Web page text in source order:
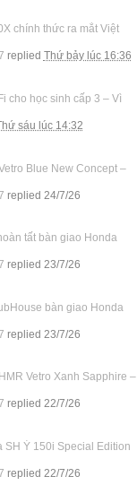
chính thức ra mắt Việt
replied Thứ bảy lúc 16:36
cho học sinh cấp 3 – Vì
sáu lúc 14:32
Blue New Concept –
replied 24/7/26
tất bàn giao Honda
replied 23/7/26
bàn giao Honda
replied 23/7/26
Vetro Xanh Sapphire –
replied 22/7/26
SH Ý 150i Special Edition
replied 22/7/26